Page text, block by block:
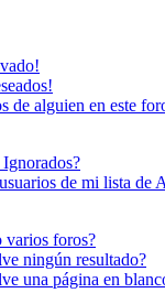
de alguien en este
de mi lista de
varios foros?
ningún resultado?
una página en